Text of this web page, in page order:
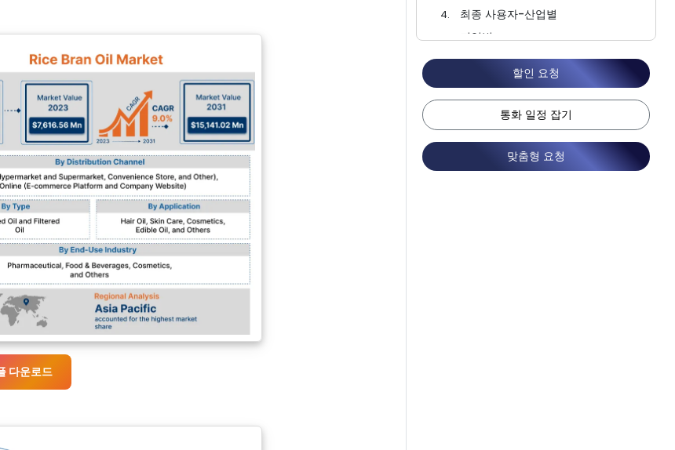
다운로드
최종 사용자-산업별
지역별
경쟁 환경
할인 요청
통화 일정 잡기
맞춤형 요청